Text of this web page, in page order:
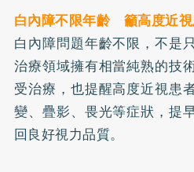
白內障不限年齡 籲高度近
白內障問題年齡不限，不是
治療領域擁有相當純熟的技
受治療，也提醒高度近視患
變、疊影、畏光等症狀，提
回良好視力品質。